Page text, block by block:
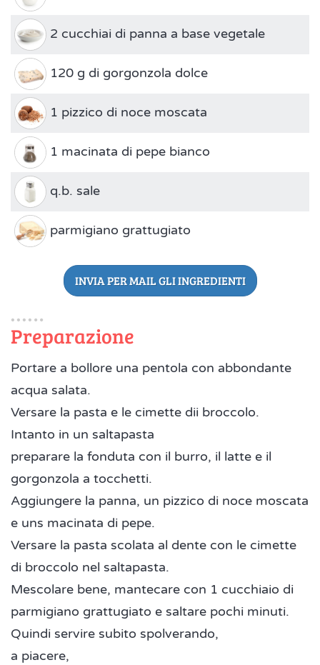
2 cucchiai di panna a base vegetale
120 g di gorgonzola dolce
1 pizzico di noce moscata
1 macinata di pepe bianco
q.b. sale
parmigiano grattugiato
INVIA PER MAIL GLI INGREDIENTI
Preparazione
Portare a bollore una pentola con abbondante
acqua salata.
Versare la pasta e le cimette dii broccolo.
Intanto in un saltapasta
preparare la fonduta con il burro, il latte e il
gorgonzola a tocchetti.
Aggiungere la panna, un pizzico di noce moscata
e uns macinata di pepe.
Versare la pasta scolata al dente con le cimette
di broccolo nel saltapasta.
Mescolare bene, mantecare con 1 cucchiaio di
parmigiano grattugiato e saltare pochi minuti.
Quindi servire subito spolverando,
a piacere,